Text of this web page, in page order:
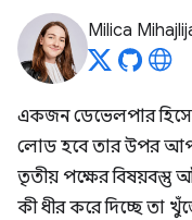
Milica
একজন ডেভেলপার
লোড হবে তার উপর
তৃতীয় পক্ষের বিষয়বস্তু
কী ধীর করে দিচ্ছে তা